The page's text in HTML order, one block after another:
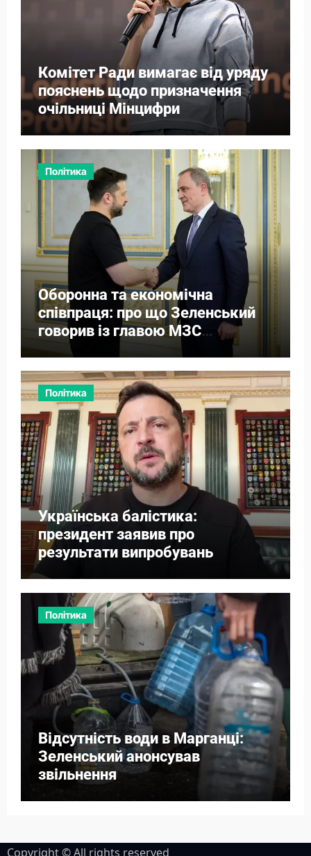
Комітет Ради вимагає від уряду
пояснень щодо призначення
очільниці Мінцифри
Політика
Оборонна та економічна
співпраця: про що Зеленський
говорив із главою МЗС
Азербайджану
Політика
Українська балістика:
президент заявив про
результати випробувань
Політика
Відсутність води в Марганці:
Зеленський анонсував
звільнення
Copyright © All rights reserved